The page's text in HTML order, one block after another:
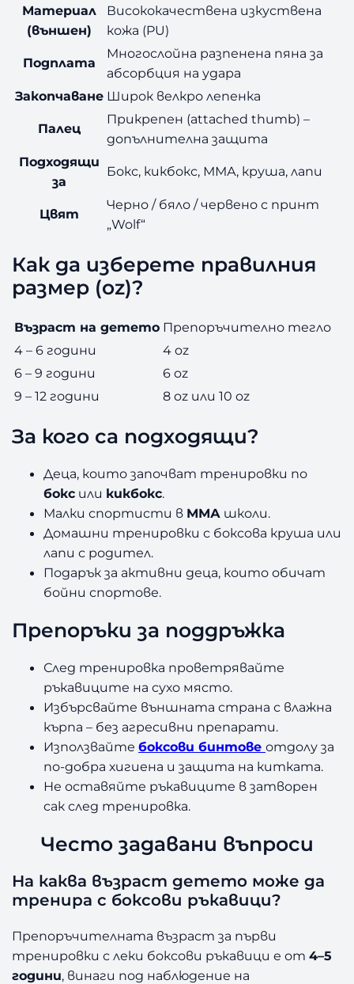
Материал
(външен)
Висококачествена изкуствена
кожа (PU)
Подплата
Многослойна разпенена пяна за
абсорбция на удара
Закопчаване Широк велкро лепенка
Палец
Прикрепен (attached thumb) –
допълнителна защита
Подходящи
за
Бокс, кикбокс, ММА, круша, лапи
Цвят
Черно / бяло / червено с принт
„Wolf“
Как да изберете правилния
размер (oz)?
Възраст на детето Препоръчително тегло
4 – 6 години
4 oz
6 – 9 години
6 oz
9 – 12 години
8 oz или 10 oz
За кого са подходящи?
Деца, които започват тренировки по
бокс или кикбокс.
Малки спортисти в ММА школи.
Домашни тренировки с боксова круша или
лапи с родител.
Подарък за активни деца, които обичат
бойни спортове.
Препоръки за поддръжка
След тренировка проветрявайте
ръкавиците на сухо място.
Избърсвайте външната страна с влажна
кърпа – без агресивни препарати.
Използвайтебоксови бинтовеотдолу за
по-добра хигиена и защита на китката.
Не оставяйте ръкавиците в затворен
сак след тренировка.
Често задавани въпроси
На каква възраст детето може да
тренира с боксови ръкавици?
Препоръчителната възраст за първи
тренировки с леки боксови ръкавици е от4–5
години, винаги под наблюдение на